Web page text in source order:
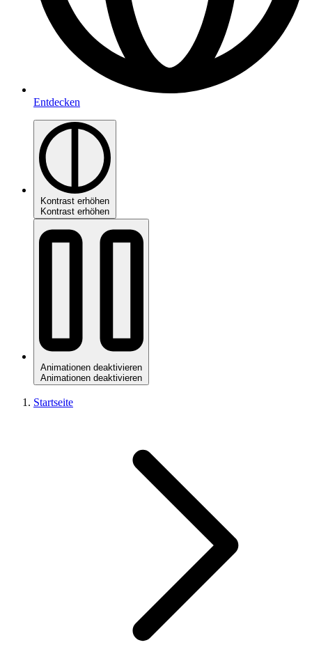
Entdecken
Kontrast erhöhen
Kontrast erhöhen
Animationen deaktivieren
Animationen deaktivieren
Startseite